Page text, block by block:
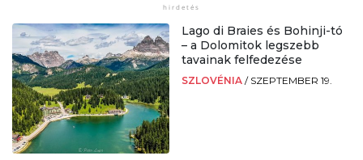
Lago di Braies és Bohinji-tó
– a Dolomitok legszebb
tavainak felfedezése
SZLOVÉNIA / SZEPTEMBER 19.